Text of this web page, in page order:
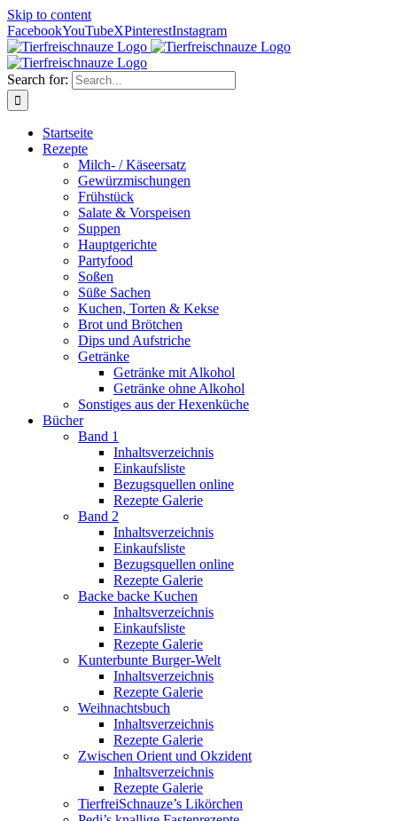
Skip to content
FacebookYouTubeXPinterestInstagram
Search for:
Startseite
Rezepte
Milch- / Käseersatz
Gewürzmischungen
Frühstück
Salate & Vorspeisen
Suppen
Hauptgerichte
Partyfood
Soßen
Süße Sachen
Kuchen, Torten & Kekse
Brot und Brötchen
Dips und Aufstriche
Getränke
Getränke mit Alkohol
Getränke ohne Alkohol
Sonstiges aus der Hexenküche
Bücher
Band 1
Inhaltsverzeichnis
Einkaufsliste
Bezugsquellen online
Rezepte Galerie
Band 2
Inhaltsverzeichnis
Einkaufsliste
Bezugsquellen online
Rezepte Galerie
Backe backe Kuchen
Inhaltsverzeichnis
Einkaufsliste
Rezepte Galerie
Kunterbunte Burger-Welt
Inhaltsverzeichnis
Rezepte Galerie
Weihnachtsbuch
Inhaltsverzeichnis
Rezepte Galerie
Zwischen Orient und Okzident
Inhaltsverzeichnis
Rezepte Galerie
TierfreiSchnauze’s Likörchen